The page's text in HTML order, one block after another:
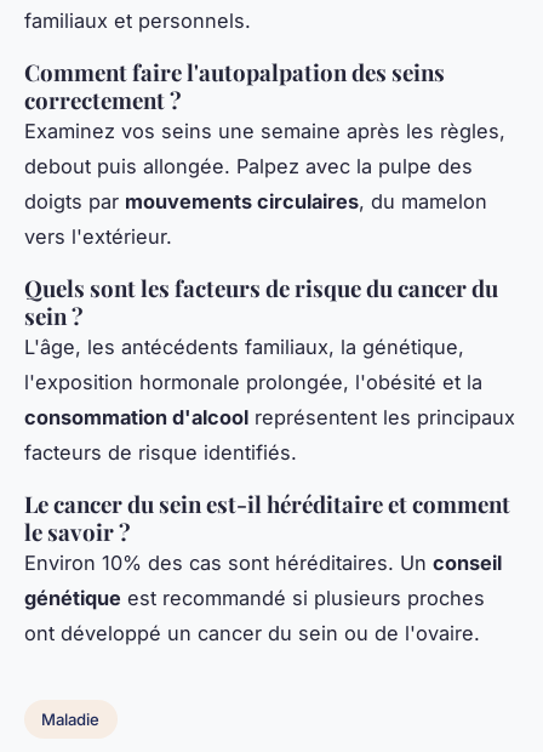
familiaux et personnels.
Comment faire l'autopalpation des seins
correctement ?
Examinez vos seins une semaine après les règles,
debout puis allongée. Palpez avec la pulpe des
doigts par mouvements circulaires, du mamelon
vers l'extérieur.
Quels sont les facteurs de risque du cancer du
sein ?
L'âge, les antécédents familiaux, la génétique,
l'exposition hormonale prolongée, l'obésité et la
consommation d'alcool représentent les principaux
facteurs de risque identifiés.
Le cancer du sein est-il héréditaire et comment
le savoir ?
Environ 10% des cas sont héréditaires. Un conseil
génétique est recommandé si plusieurs proches
ont développé un cancer du sein ou de l'ovaire.
Maladie